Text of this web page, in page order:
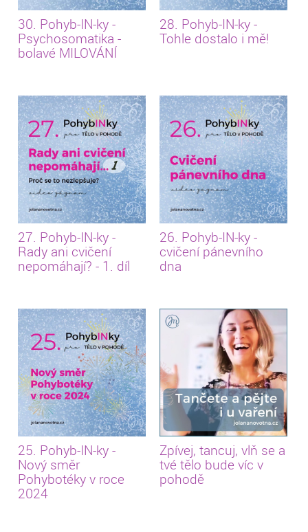
30. Pohyb-IN-ky -
Psychosomatika -
bolavé MILOVÁNÍ
28. Pohyb-IN-ky -
Tohle dostalo i mě!
27. Pohyb-IN-ky -
Rady ani cvičení
nepomáhají? - 1. díl
26. Pohyb-IN-ky -
cvičení pánevního
dna
25. Pohyb-IN-ky -
Nový směr
Pohybotéky v roce
2024
Zpívej, tancuj, vlň se a
tvé tělo bude víc v
pohodě